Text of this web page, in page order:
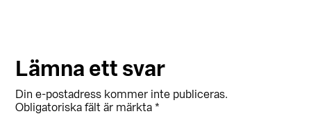
Läsarkommentarer
Lämna ett svar
Din e-postadress kommer inte publiceras.
Obligatoriska fält är märkta *